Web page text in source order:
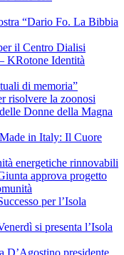
“Dario Fo. La Bibbia
il Centro Dialisi
KRotone Identità
di memoria”
risolvere la zoonosi
Donne della Magna
in Italy: Il Cuore
energetiche rinnovabili
approva progetto
per l’Isola
si presenta l’Isola
presidente